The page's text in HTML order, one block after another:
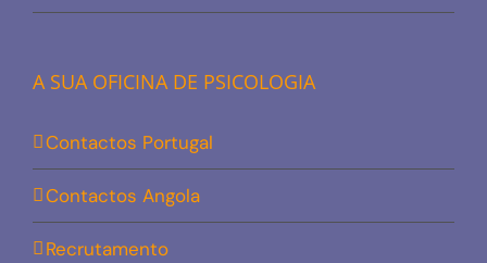
A SUA OFICINA DE PSICOLOGIA
Contactos Portugal
Contactos Angola
Recrutamento